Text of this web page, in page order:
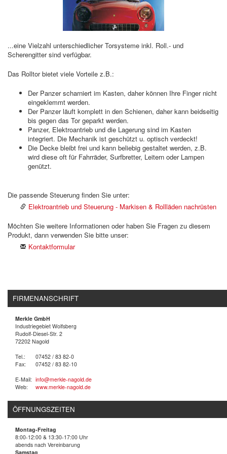
...eine Vielzahl unterschiedlicher Tor­sys­te­me inkl. Roll.- und
Scherengitter sind verfügbar.
Das Rolltor bietet viele Vorteile z.B.:
Der Panzer scharniert im Kasten, daher können Ihre Finger nicht
ein­ge­klemmt werden.
Der Panzer läuft komplett in den Schienen, daher kann beidseitig
bis gegen das Tor geparkt werden.
Panzer, Elektroantrieb und die Lagerung sind im Kasten
integriert. Die Mechanik ist geschützt u. optisch verdeckt!
Die Decke bleibt frei und kann beliebig gestaltet werden, z.B.
wird diese oft für Fahrräder, Surfbretter, Leitern oder Lampen
genützt.
Die passende Steuerung finden Sie unter:
Elektroantrieb und Steuerung - Markisen & Rollläden nachrüsten
Möchten Sie weitere Informationen oder haben Sie Fragen zu diesem
Produkt, dann verwenden Sie bitte unser:
Kontaktformular
FIRMENANSCHRIFT
Merkle GmbH
Industriegebiet Wolfsberg
Rudolf-Diesel-Str. 2
72202 Nagold
Tel.:
07452 / 83 82-0
Fax:
07452 / 83 82-10
E-Mail: info@merkle-nagold.de
Web:
www.merkle-nagold.de
ÖFFNUNGSZEITEN
Montag-Freitag
8:00-12:00 & 13:30-17:00 Uhr
abends nach Vereinbarung
Samstag